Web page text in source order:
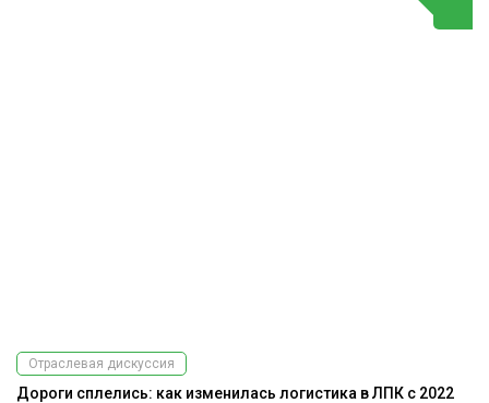
Отраслевая дискуссия
Дороги сплелись: как изменилась логистика в ЛПК с 2022